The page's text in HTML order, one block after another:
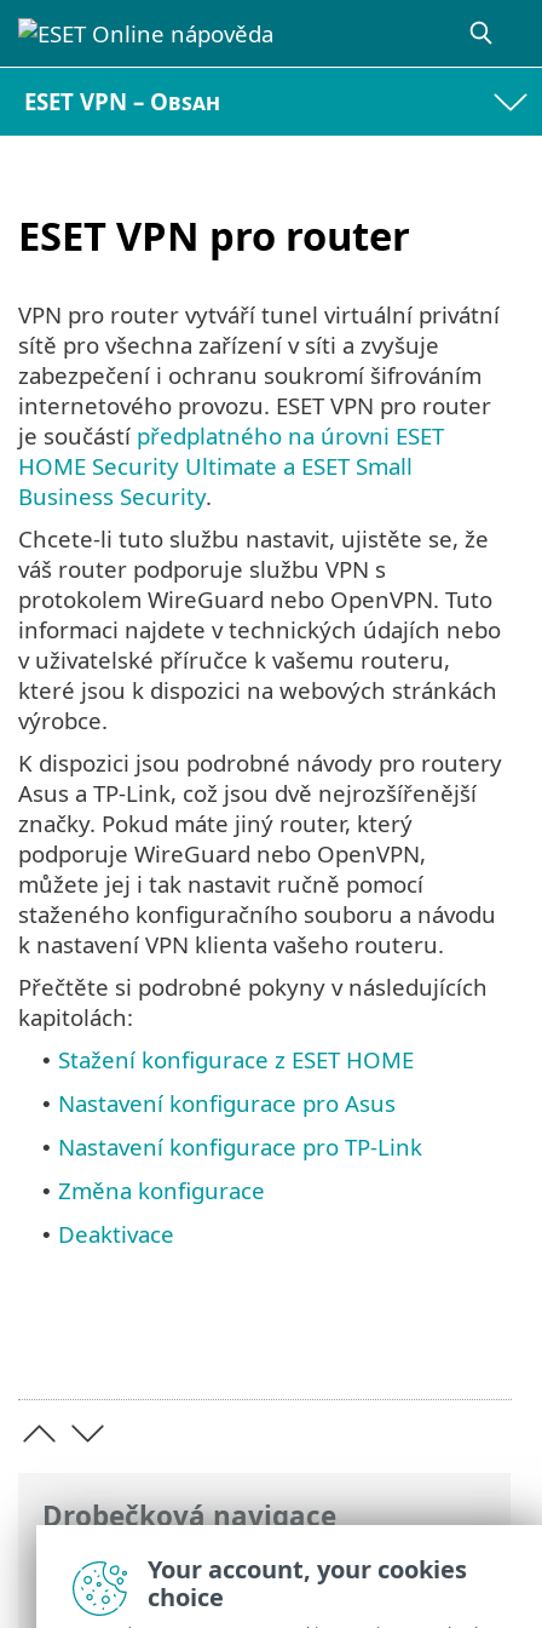
ESET VPN – Obsah
ESET VPN pro router
Drobečková navigace
ESET Online nápověda> ESET VPN>ESET
VPN pro router
VPN pro router vytváří tunel virtuální privátní
sítě pro všechna zařízení v síti a zvyšuje
zabezpečení i ochranu soukromí šifrováním
internetového provozu. ESET VPN pro router
je součástí předplatného na úrovni ESET
HOME Security Ultimate a ESET Small
Business Security.
Chcete-li tuto službu nastavit, ujistěte se, že
váš router podporuje službu VPN s
protokolem WireGuard nebo OpenVPN. Tuto
informaci najdete v technických údajích nebo
v uživatelské příručce k vašemu routeru,
které jsou k dispozici na webových stránkách
výrobce.
K dispozici jsou podrobné návody pro routery
Asus a TP-Link, což jsou dvě nejrozšířenější
značky. Pokud máte jiný router, který
podporuje WireGuard nebo OpenVPN,
můžete jej i tak nastavit ručně pomocí
staženého konfiguračního souboru a návodu
k nastavení VPN klienta vašeho routeru.
Přečtěte si podrobné pokyny v následujících
kapitolách:
• Stažení konfigurace z ESET HOME
• Nastavení konfigurace pro Asus
• Nastavení konfigurace pro TP-Link
• Změna konfigurace
• Deaktivace
Your account, your cookies
choice